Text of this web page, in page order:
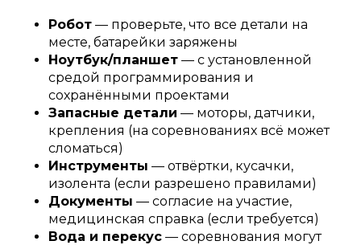
Робот — проверьте, что все детали на
месте, батарейки заряжены
Ноутбук/планшет — с установленной
средой программирования и
сохранёнными проектами
Запасные детали — моторы, датчики,
крепления (на соревнованиях всё может
сломаться)
Инструменты — отвёртки, кусачки,
изолента (если разрешено правилами)
Документы — согласие на участие,
медицинская справка (если требуется)
Вода и перекус — соревнования могут